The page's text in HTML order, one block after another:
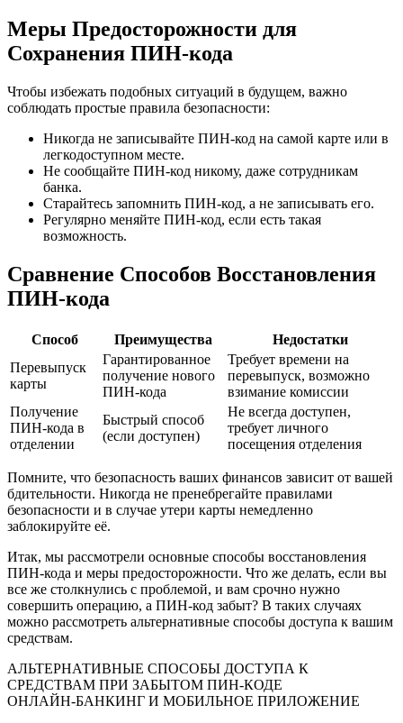
Меры Предосторожности для
Сохранения ПИН-кода
Чтобы избежать подобных ситуаций в будущем, важно
соблюдать простые правила безопасности:
Никогда не записывайте ПИН-код на самой карте или в
легкодоступном месте.
Не сообщайте ПИН-код никому, даже сотрудникам
банка.
Старайтесь запомнить ПИН-код, а не записывать его.
Регулярно меняйте ПИН-код, если есть такая
возможность.
Сравнение Способов Восстановления
ПИН-кода
Способ Преимущества
Недостатки
Перевыпуск
карты
Гарантированное
получение нового
ПИН-кода
Требует времени на
перевыпуск, возможно
взимание комиссии
Получение
ПИН-кода в
отделении
Быстрый способ
(если доступен)
Не всегда доступен,
требует личного
посещения отделения
Помните, что безопасность ваших финансов зависит от вашей
бдительности. Никогда не пренебрегайте правилами
безопасности и в случае утери карты немедленно
заблокируйте её.
Итак, мы рассмотрели основные способы восстановления
ПИН-кода и меры предосторожности. Что же делать, если вы
все же столкнулись с проблемой, и вам срочно нужно
совершить операцию, а ПИН-код забыт? В таких случаях
можно рассмотреть альтернативные способы доступа к вашим
средствам.
АЛЬТЕРНАТИВНЫЕ СПОСОБЫ ДОСТУПА К
СРЕДСТВАМ ПРИ ЗАБЫТОМ ПИН-КОДЕ
ОНЛАЙН-БАНКИНГ И МОБИЛЬНОЕ ПРИЛОЖЕНИЕ